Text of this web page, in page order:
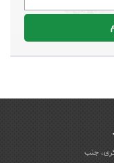
جنب